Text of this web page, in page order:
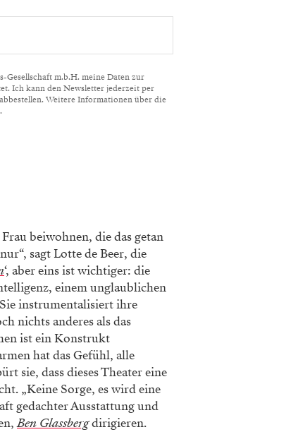
Gesellschaft m.b.H. meine Daten zur
Ich kann den Newsletter jederzeit per
abbestellen. Weitere Informationen über die
.
beiwohnen, die das getan
sagt Lotte de Beer, die
‘, aber eins ist wichtiger: die
einem unglaublichen
instrumentalisiert ihre
nichts anderes als das
ist ein Konstrukt
hat das Gefühl, alle
sie, dass dieses Theater eine
„Keine Sorge, es wird eine
gedachter Ausstattung und
Ben Glassbergdirigieren.